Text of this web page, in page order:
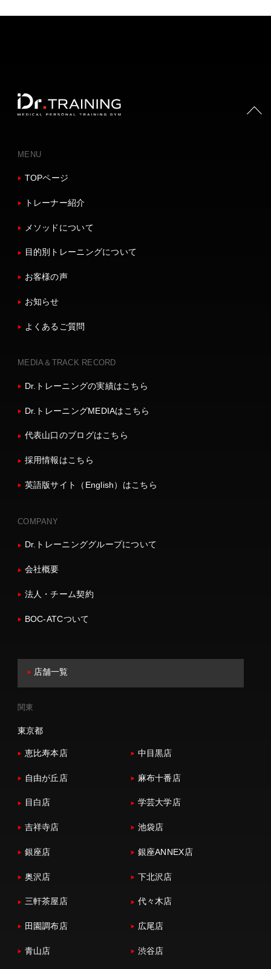
MENU
TOPページ
トレーナー紹介
メソッドについて
目的別トレーニングについて
お客様の声
お知らせ
よくあるご質問
MEDIA＆TRACK RECORD
Dr.トレーニングの実績はこちら
Dr.トレーニングMEDIAはこちら
代表山口のブログはこちら
採用情報はこちら
英語版サイト（English）はこちら
COMPANY
Dr.トレーニンググループについて
会社概要
法人・チーム契約
BOC-ATCついて
店舗一覧
関東
東京都
恵比寿本店 中目黒店
自由が丘店 麻布十番店
目白店 学芸大学店
吉祥寺店 池袋店
銀座店 銀座ANNEX店
奥沢店 下北沢店
三軒茶屋店 代々木店
田園調布店 広尾店
青山店 渋谷店